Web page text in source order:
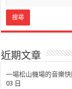
近期文章
一場松山機場的音樂
03 日